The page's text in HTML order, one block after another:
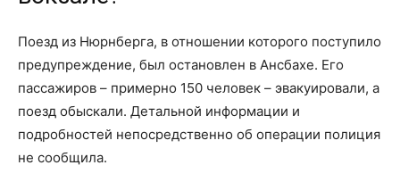
Поезд из Нюрнберга, в отношении которого поступило
предупреждение, был остановлен в Ансбахе. Его
пассажиров – примерно 150 человек – эвакуировали, а
поезд обыскали. Детальной информации и
подробностей непосредственно об операции полиция
не сообщила.